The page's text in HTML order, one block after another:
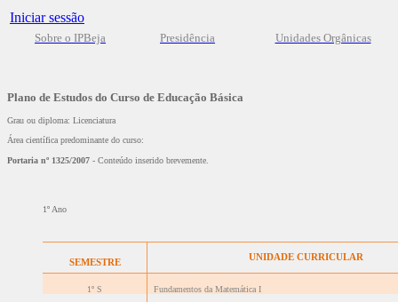
Iniciar sessão
Sobre o IPBeja Presidência Unidades Orgânicas
Plano de Estudos do Curso de Educação Básica
Grau ou diploma: Licenciatura
Área científica predominante do curso:
Portaria nº 1325/2007 - Conteúdo inserido brevemente.
1º Ano
SEMESTRE
UNIDADE CURRICULAR
1º S Fundamentos da Matemática I